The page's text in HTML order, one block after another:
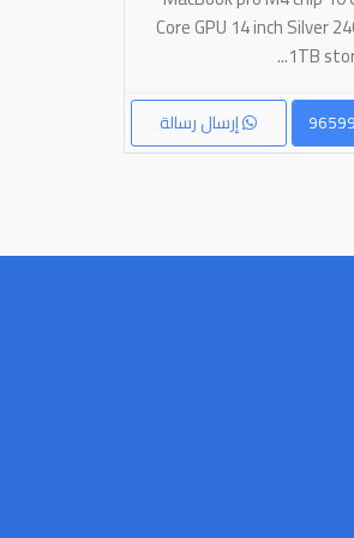
Core GPU 14 inch Silver
1TB
إرسال رسالة